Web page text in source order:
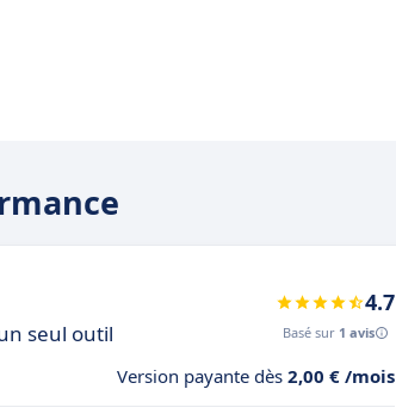
seul outil
4.7
Basé sur 1 avis
Version payante dès 2,00 € /mois